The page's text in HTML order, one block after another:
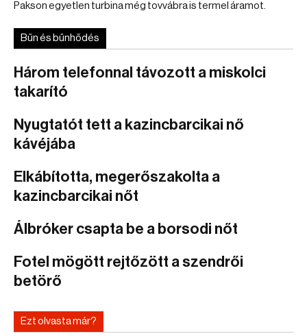
Pakson egyetlen turbina még tovvábra is termel áramot.
Bűn és bűnhődés
Három telefonnal távozott a miskolci
takarító
Nyugtatót tett a kazincbarcikai nő
kávéjába
Elkábította, megerőszakolta a
kazincbarcikai nőt
Álbróker csapta be a borsodi nőt
Fotel mögött rejtőzött a szendrői
betörő
Ezt olvasta már?